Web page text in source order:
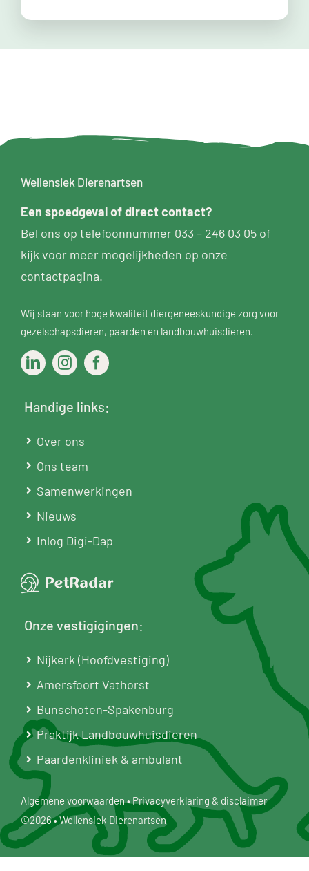
Wellensiek Dierenartsen
Een spoedgevalof direct contact?
Bel ons op telefoonnummer 033 – 246 03 05 of
kijk voor meer mogelijkheden op onze
contactpagina.
Wij staan voor hoge kwaliteit diergeneeskundige zorg voor
gezelschapsdieren, paarden en landbouwhuisdieren.
Handige links:
Over ons
Ons team
Samenwerkingen
Nieuws
Inlog Digi-Dap
Onze vestigigingen:
Nijkerk (Hoofdvestiging)
Amersfoort Vathorst
Bunschoten-Spakenburg
Praktijk Landbouwhuisdieren
Paardenkliniek & ambulant
Algemene voorwaarden•Privacyverklaring & disclaimer
©2026 • Wellensiek Dierenartsen